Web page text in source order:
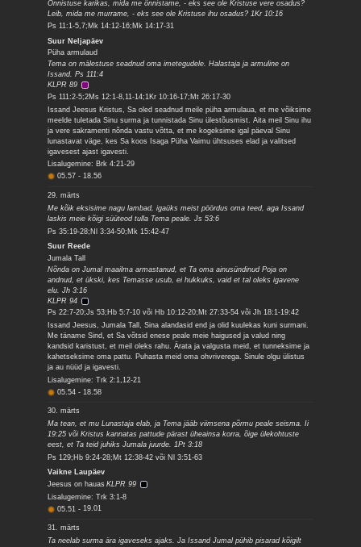
Õnnistuse karikas, mida me õnnistame, - eks see ole Kristuse vere osadus?
Leib, mida me murrame, - eks see ole Kristuse ihu osadus? 1Kr 10:16
Ps 11:1-5,7;Mk 14:12-16;Mk 14:17-31
Suur Neljapäev
Püha armulaud
Tema on mälestuse seadnud oma imetegudele. Halastaja ja armuline on
Issand. Ps 111:4
KLPR 89
Ps 111:2-5;2Ms 12:1-8,11-14;1Kr 10:16-17;Mt 26:17-30
Issand Jeesus Kristus, Sa oled seadnud meile püha armulaua, et me võiksime
meelde tuletada Sinu surma ja tunnistada Sinu ülestõusmist. Aita meil Sinu ihu
ja vere sakramenti nõnda vastu võtta, et me kogeksime igal päeval Sinu
lunastavat väge, kes Sa koos Isaga Püha Vaimu ühtsuses elad ja valitsed
igavesest ajast igavesti.
Lisalugemine: Brk 4:21-29
05.57-18.56
29. märts
Me kõik eksisime nagu lambad, igaüks meist pöördus oma teed, aga Issand
laskis meie kõigi süüteod tulla Tema peale. Js 53:6
Ps 35:19-28;Nl 3:34-50;Mk 15:42-47
Suur Reede
Jumala Tall
Nõnda on Jumal maailma armastanud, et Ta oma ainusündinud Poja on
andnud, et ükski, kes Temasse usub, ei hukkuks, vaid et tal oleks igavene
elu. Jh 3:16
KLPR 94
Ps 22:7-20;Js 53;Hb 5:7-10 või Hb 10:12-20;Mt 27:33-54 või Jh 18:1-19:42
Issand Jeesus, Jumala Tall, Sina alandasid end ja olid kuulekas kuni surmani.
Me täname Sind, et Sa võtsid enese peale meie haigused ja valud ning
kandsid karistust, et meil oleks rahu. Ärata ja valgusta meid, et tunneksime ja
kahetseksime oma pattu. Puhasta meid oma ohvriverega. Sinule olgu ülistus
ja au nüüd ja igavesti.
Lisalugemine: Trk 2:1,12-21
05.54- 18.58
30. märts
Ma tean, et mu Lunastaja elab, ja Tema jääb viimsena põrmu peale seisma. Ii
19:25 või Kristus kannatas pattude pärast üheainsa korra, õige ülekohtuste
eest, et Ta teid juhiks Jumala juurde. 1Pt 3:18
Ps 129;Hb 9:24-28;Mt 12:38-42 või Nl 3:51-63
Vaikne Laupäev
Jeesus on hauas KLPR 99
Lisalugemine: Trk 3:1-8
05.51-19.01
31. märts
Ta neelab surma ära igaveseks ajaks. Ja Issand Jumal pühib pisarad kõigilt